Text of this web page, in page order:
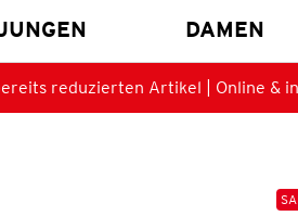
DAMEN
reduzierten Artikel | Online &